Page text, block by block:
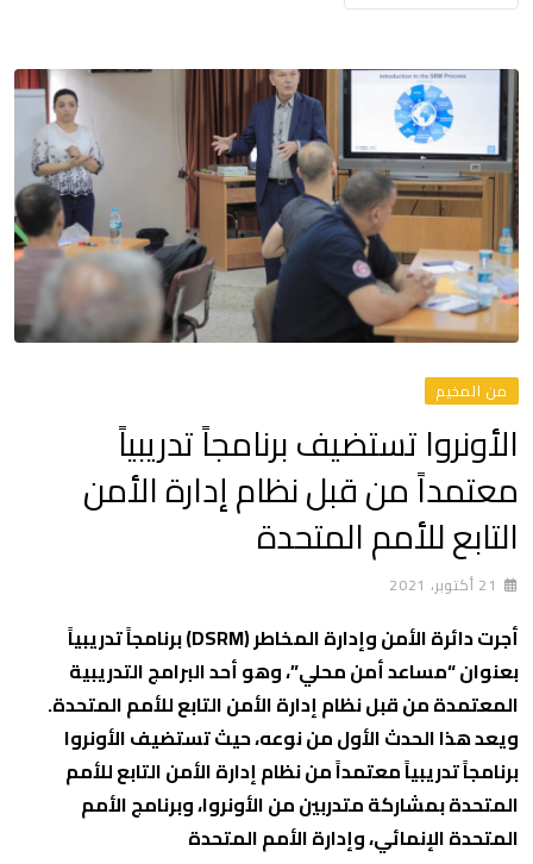
من المخيم
الأونروا تستضيف برنامجاً تدريبياً
معتمداً من قبل نظام إدارة الأمن
التابع للأمم المتحدة
21 أكتوبر، 2021
أجرت دائرة الأمن وإدارة المخاطر (DSRM) برنامجاً تدريبياً
بعنوان “مساعد أمن محلي”، وهو أحد البرامج التدريبية
المعتمدة من قبل نظام إدارة الأمن التابع للأمم المتحدة.
ويعد هذا الحدث الأول من نوعه، حيث تستضيف الأونروا
برنامجاً تدريبياً معتمداً من نظام إدارة الأمن التابع للأمم
المتحدة بمشاركة متدربين من الأونروا، وبرنامج الأمم
المتحدة الإنمائي، وإدارة الأمم المتحدة